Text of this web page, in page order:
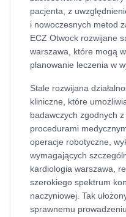
pacjenta, z
i nowoczesnych metod
ECZ Otwock rozwijane
warszawa, które mogą
planowanie leczenia w
Stale rozwijana
kliniczne, które
badawczych zgodnych
procedurami
operacje robotyczne,
wymagających
kardiologia warszawa,
szerokiego spektrum
naczyniowej. Tak
sprawnemu